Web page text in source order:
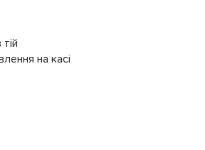
на касі